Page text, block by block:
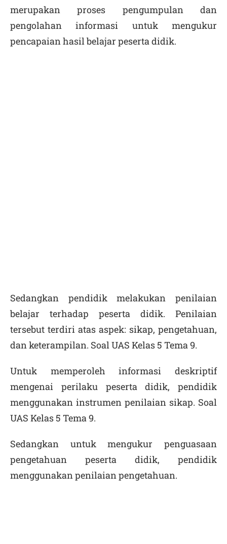
merupakan proses pengumpulan dan
pengolahan informasi untuk mengukur
pencapaian hasil belajar peserta didik.
Sedangkan pendidik melakukan penilaian
belajar terhadap peserta didik. Penilaian
tersebut terdiri atas aspek: sikap, pengetahuan,
dan keterampilan. Soal UAS Kelas 5 Tema 9.
Untuk memperoleh informasi deskriptif
mengenai perilaku peserta didik, pendidik
menggunakan instrumen penilaian sikap. Soal
UAS Kelas 5 Tema 9.
Sedangkan untuk mengukur penguasaan
pengetahuan peserta didik, pendidik
menggunakan penilaian pengetahuan.